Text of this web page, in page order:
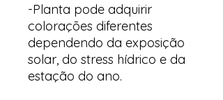
-Planta pode adquirir
colorações diferentes
dependendo da exposição
solar, do stress hídrico e da
estação do ano.